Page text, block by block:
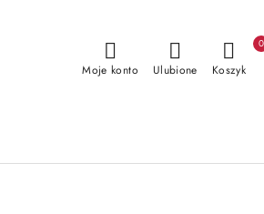
Moje konto Ulubione Koszyk
0